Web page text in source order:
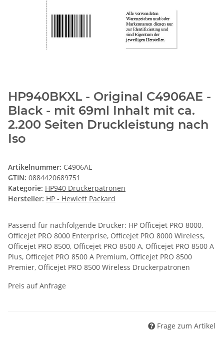
HP940BKXL - Original C4906AE -
Black - mit 69ml Inhalt mit ca.
2.200 Seiten Druckleistung nach
Iso
Artikelnummer: C4906AE
GTIN: 0884420689751
Kategorie: HP940 Druckerpatronen
Hersteller: HP - Hewlett Packard
Passend für nachfolgende Drucker: HP Officejet PRO 8000,
Officejet PRO 8000 Enterprise, Officejet PRO 8000 Wireless,
Officejet PRO 8500, Officejet PRO 8500 A, Officejet PRO 8500 A
Plus, Officejet PRO 8500 A Premium, Officejet PRO 8500
Premier, Officejet PRO 8500 Wireless Druckerpatronen
Preis auf Anfrage
Frage zum Artikel